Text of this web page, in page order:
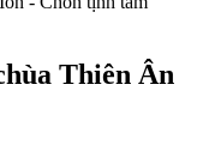
Thiên Ân